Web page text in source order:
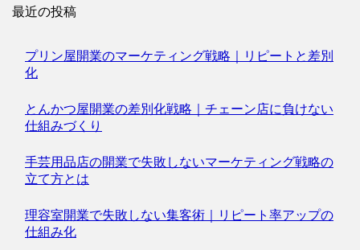
最近の投稿
プリン屋開業のマーケティング戦略｜リピートと差別
化
とんかつ屋開業の差別化戦略｜チェーン店に負けない
仕組みづくり
手芸用品店の開業で失敗しないマーケティング戦略の
立て方とは
理容室開業で失敗しない集客術｜リピート率アップの
仕組み化